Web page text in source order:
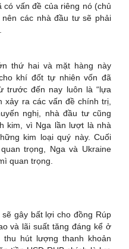
vấn đề của riêng nó (chủ
các nhà đầu tư sẽ phải
thứ hai và mặt hàng này
khí đốt tự nhiên vốn đã
trước đến nay luôn là “lựa
xảy ra các vấn đề chính trị,
nghị, nhà đầu tư cũng
kim, vì Nga lần lượt là nhà
kim loại quý này. Cuối
trọng, Nga và Ukraine
quan trọng.
gây bất lợi cho đồng Rúp
và lãi suất tăng đáng kể ở
hút lượng thanh khoản